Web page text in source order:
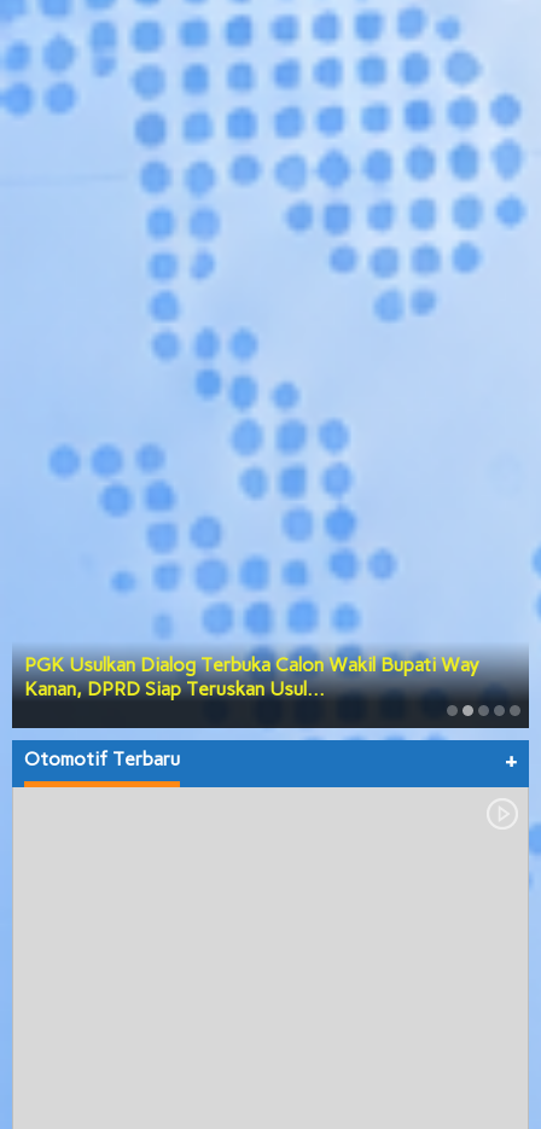
PGK Usulkan Dialog Terbuka Calon Wakil Bupati Way
Kanan, DPRD Siap Teruskan Usul…
Otomotif Terbaru +